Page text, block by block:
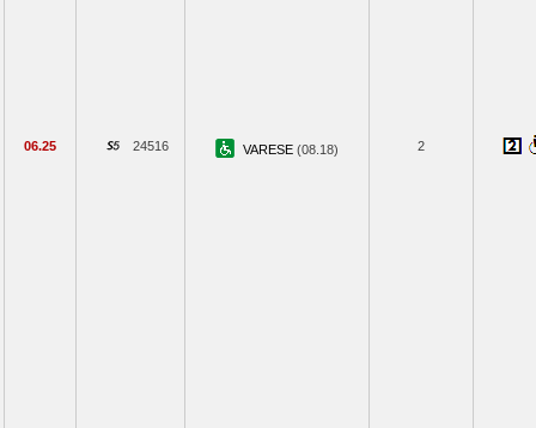
06.25 24516 VARESE (08.18) 2